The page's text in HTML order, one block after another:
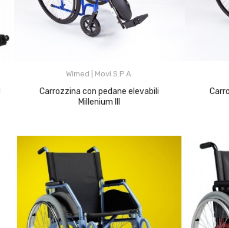
Wimed | Movi S.p.A.
Carrozzina con pedane elevabili
Millenium III
Carrozzina standard pieghevole